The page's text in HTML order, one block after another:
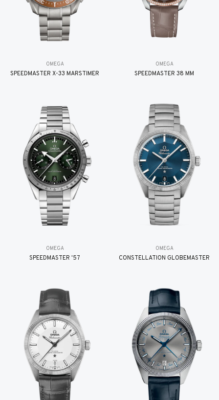
OMEGA
SPEEDMASTER X-33 MARSTIMER
OMEGA
SPEEDMASTER 38 MM
OMEGA
SPEEDMASTER '57
OMEGA
CONSTELLATION GLOBEMASTER